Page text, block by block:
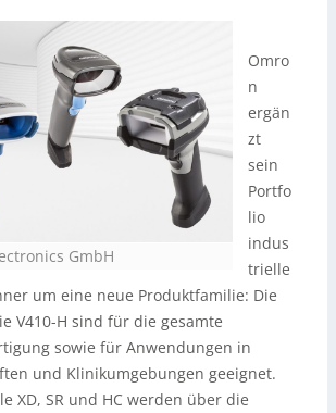
GmbH
Omro
n
ergän
zt
sein
Portfo
lio
indus
trielle
um eine neue Produktfamilie: Die
V410-H sind für die gesamte
sowie für Anwendungen in
und Klinikumgebungen geeignet.
XD, SR und HC werden über die